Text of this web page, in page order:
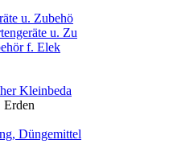
u. Zubehö
u. Zu
f. Elek
Kleinbeda
Erden
Düngemittel